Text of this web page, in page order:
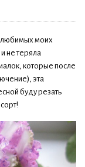
любимых моих
не теряла
которые после
эта
буду резать